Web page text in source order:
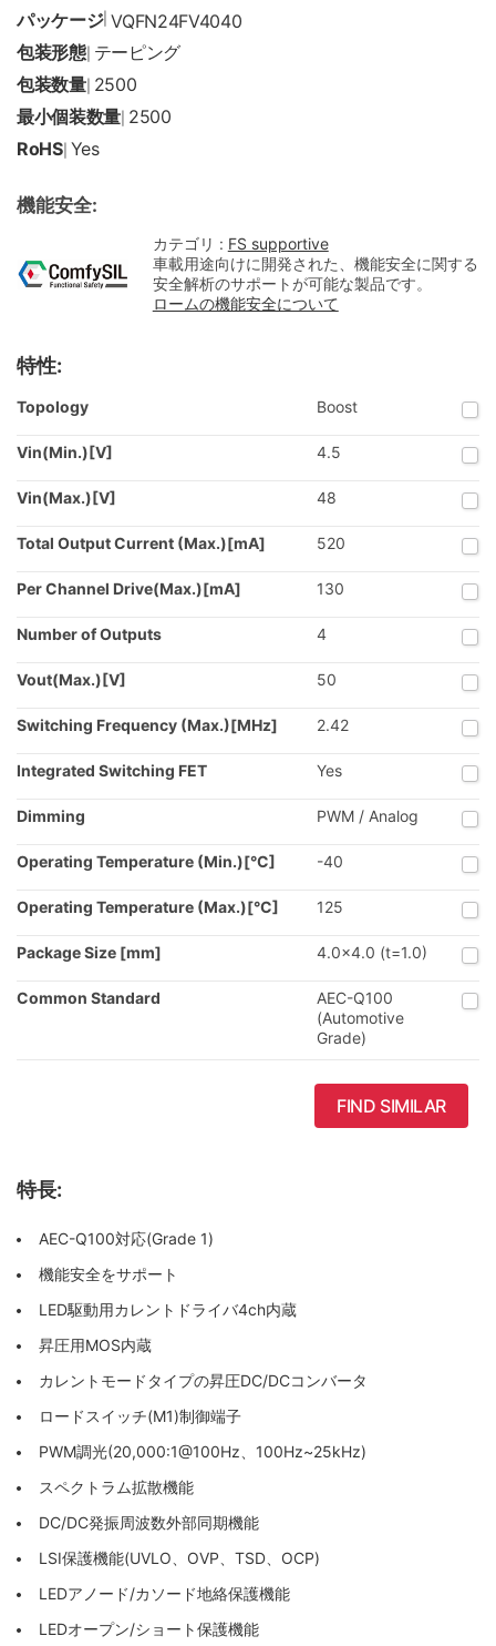
パッケージ|VQFN24FV4040
包装形態| テーピング
包装数量| 2500
最小個装数量 2500
RoHS| Yes
機能安全:
カテゴリ : FS supportive
車載用途向けに開発された、機能安全に関する
安全解析のサポートが可能な製品です。
ロームの機能安全について
特性:
Topology Boost
Vin(Min.)[V] 4.5
Vin(Max.)[V] 48
Total Output Current (Max.)[mA] 520
Per Channel Drive(Max.)[mA] 130
Number of Outputs 4
Vout(Max.)[V] 50
Switching Frequency (Max.)[MHz] 2.42
Integrated Switching FET Yes
Dimming PWM / Analog
Operating Temperature (Min.)[°C] -40
Operating Temperature (Max.)[°C] 125
Package Size [mm] 4.0x4.0 (t=1.0)
Common Standard
AEC-Q100
(Automotive
Grade)
FIND SIMILAR
特長:
AEC-Q100対応(Grade 1)
機能安全をサポート
LED駆動用カレントドライバ4ch内蔵
昇圧用MOS内蔵
カレントモードタイプの昇圧DC/DCコンバータ
ロードスイッチ(M1)制御端子
PWM調光(20,000:1@100Hz、100Hz~25kHz)
スペクトラム拡散機能
DC/DC発振周波数外部同期機能
LSI保護機能(UVLO、OVP、TSD、OCP)
LEDアノード/カソード地絡保護機能
LEDオープン/ショート保護機能